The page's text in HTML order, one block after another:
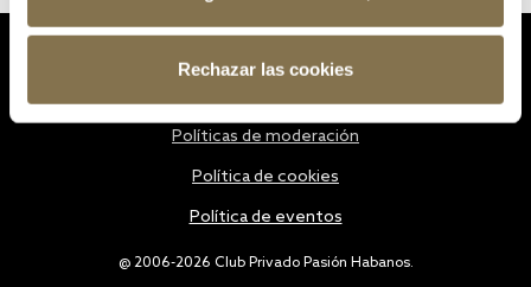
Rechazar las cookies
@ 2006-2026 Club Privado Pasión Habanos.
Políticas de moderación
Política de cookies
Política de eventos